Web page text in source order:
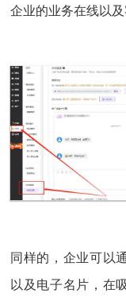
企业的业务在线以及
同样的，企业可以
以及电子名片，在